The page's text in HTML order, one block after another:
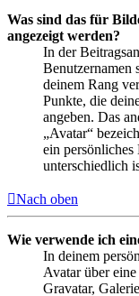
Was sind das für
angezeigt werden?
In der
Benutzernamen
deinem Rang
Punkte, die
angeben. Das
„Avatar“
ein
unterschiedlich
Nach oben
Wie verwende ich
In deinem
Avatar über
Gravatar,